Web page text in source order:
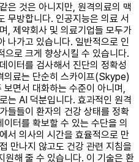
은 것은 아니지만, 원격의료의 맥
무방합니다. 인공지능은 의료 서
, 제약회사 및 의료기업들 모두가
나가고 있습니다. 일반적으로 인
으로 크게 향상시킬 수 있습니다.
이터를 검사해서 진단의 정확성
의료는 단순히 스카이프(Skype)
면서 대화하는 수준이 아니며,
는 AI 덕분입니다. 효과적인 원격
들들이 환자의 건강 상태를 정확
터를 확보할 수 있는 수단을 의
서 의사의 시간을 효율적으로 만
만나지 않고도 건강 관련 지침을
원해 줄 수 있습니다. 이 기술은 환